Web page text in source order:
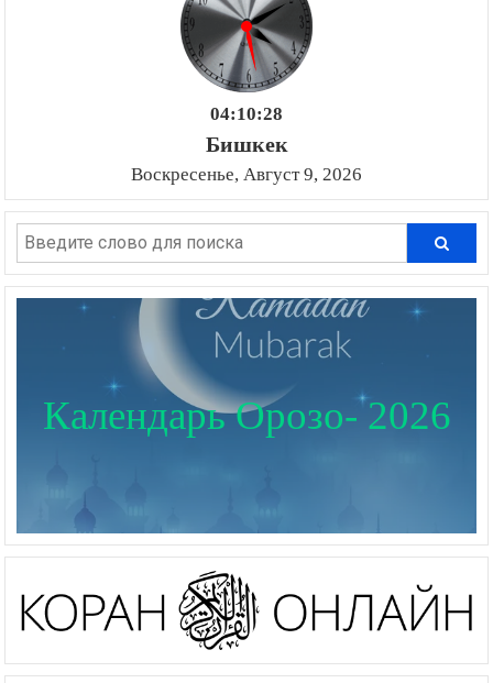
04:10:29
Бишкек
Воскресенье, Август 9, 2026
Календарь Орозо- 2026